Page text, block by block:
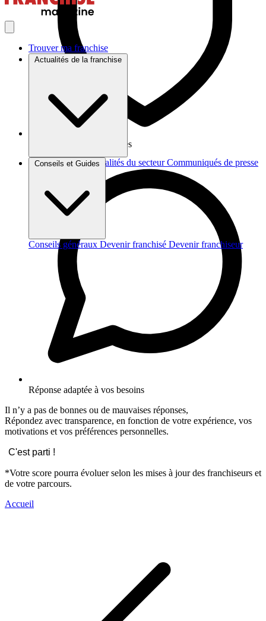
Trouver ma franchise
Actualités de la franchise
Brèves et actus Actualités du secteur Communiqués de presse
Conseils et Guides
Conseils généraux Devenir franchisé Devenir franchiseur
Vos données sont protégées
Réponse adaptée à vos besoins
Il n’y a pas de bonnes ou de mauvaises réponses,
Répondez avec transparence, en fonction de votre expérience, vos
motivations et vos préférences personnelles.
C'est parti !
*Votre score pourra évoluer selon les mises à jour des franchiseurs et
de votre parcours.
Accueil